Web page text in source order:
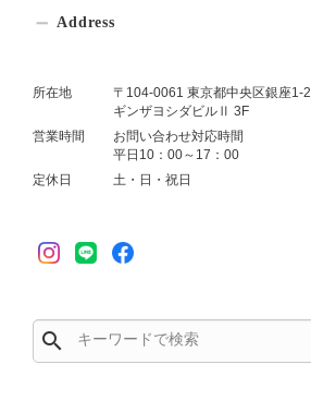
Address
所在地
〒104-0061 東京都中央区銀座1-
ギンザヨシダビルⅡ 3F
営業時間
お問い合わせ対応時間
平日10：00～17：00
定休日
土・日・祝日
search